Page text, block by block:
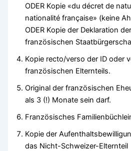
ODER Kopie «du décret de
nationalité française» (keine
ODER Kopie der Deklaration
französischen
Kopie recto/verso der ID oder
französischen Elternteils.
Original der französischen
als 3 (!) Monate sein darf.
Französisches
Kopie der
das Nicht-Schweizer-Elternteil